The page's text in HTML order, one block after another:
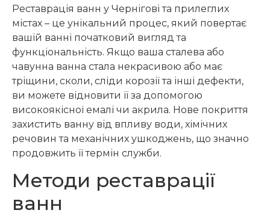
Реставрація ванн у Чернігові та прилеглих
містах – це унікальний процес, який повертає
вашій ванні початковий вигляд та
функціональність. Якщо ваша сталева або
чавунна ванна стала некрасивою або має
тріщини, сколи, сліди корозії та інші дефекти,
ви можете відновити її за допомогою
високоякісної емалі чи акрила. Нове покриття
захистить ванну від впливу води, хімічних
речовин та механічних ушкоджень, що значно
продовжить її термін служби.
Методи реставрації
ванн